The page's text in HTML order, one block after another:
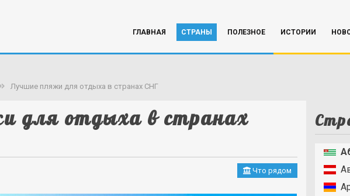
ГЛАВНАЯ СТРАНЫ ПОЛЕЗНОЕ ИСТОРИИ
Лучшие пляжи для отдыха в странах СНГ
для отдыха в странах
Что рядом